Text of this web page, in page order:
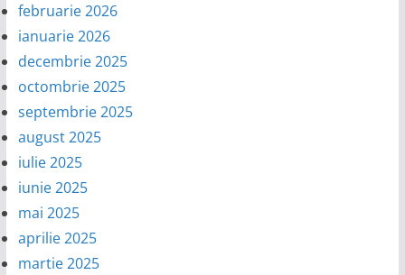
februarie 2026
ianuarie 2026
decembrie 2025
octombrie 2025
septembrie 2025
august 2025
iulie 2025
iunie 2025
mai 2025
aprilie 2025
martie 2025